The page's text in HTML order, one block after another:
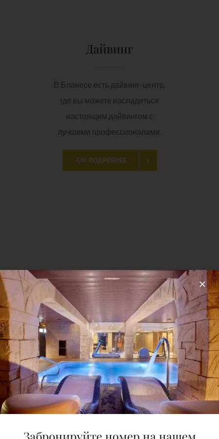
Jetski
Возьмите напрокат гидроцикл и
почувствуйте адреналин,
наслаждаясь побережьем
Коста-Брава и невероятными
видами окрестностей.
СМ. ПОДРОБНЕЕ